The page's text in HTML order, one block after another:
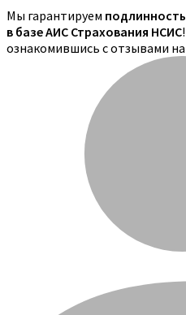
Мы гарантируем подлинность
в базе АИС Страхования НСИС
ознакомившись с отзывами